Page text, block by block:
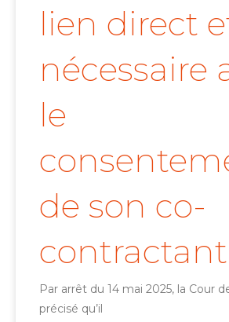
lien direct
nécessaire
le
de son co-
contractant
Par arrêt du 14 mai 2025, la Cour
précisé qu’il